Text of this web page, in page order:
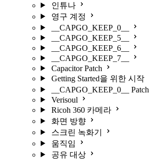
인튜나
영구 계정
__CAPGO_KEEP_0__
__CAPGO_KEEP_5__
__CAPGO_KEEP_6__
__CAPGO_KEEP_7__
Capacitor Patch
Getting Started을 위한 시작
__CAPGO_KEEP_0__ Patch
Verisoul
Ricoh 360 카메라
화면 방향
스크린 녹화기
움직임
공유 대상